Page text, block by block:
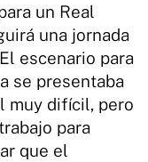
un Real
una jornada
escenario para
se presentaba
muy difícil, pero
para
que el